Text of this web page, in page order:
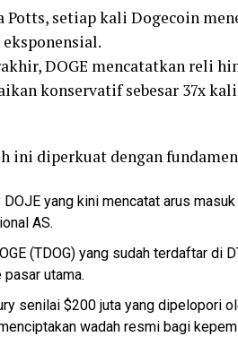
setiap kali Dogecoin
DOGE mencatatkan reli
konservatif sebesar 37x
ini diperkuat dengan
DOJE yang kini mencatat arus
AS.
(TDOG) yang sudah terdaftar di
utama.
senilai $200 juta yang dipelopori
wadah resmi bagi